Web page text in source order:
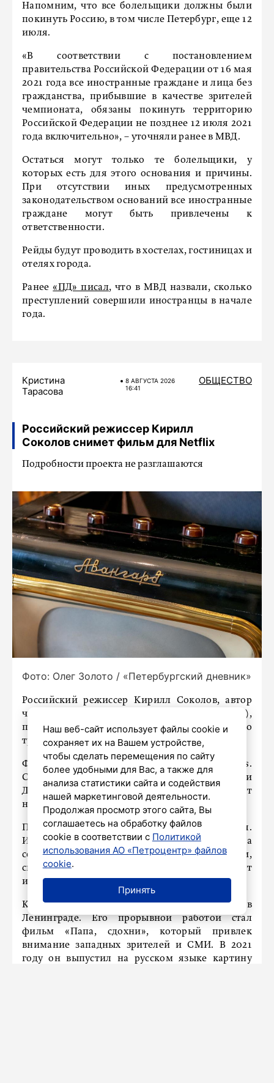
Напомним, что все болельщики должны были
покинуть Россию, в том числе Петербург, еще 12
июля.
«В соответствии с постановлением
правительства Российской Федерации от 16 мая
2021 года все иностранные граждане и лица без
гражданства, прибывшие в качестве зрителей
чемпионата, обязаны покинуть территорию
Российской Федерации не позднее 12 июля 2021
года включительно», – уточняли ранее в МВД.
Остаться могут только те болельщики, у
которых есть для этого основания и причины.
При отсутствии иных предусмотренных
законодательством оснований все иностранные
граждане могут быть привлечены к
ответственности.
Рейды будут проводить в хостелах, гостиницах и
отелях города.
Ранее «ПД» писал, что в МВД назвали, сколько
преступлений совершили иностранцы в начале
года.
Кристина
Тарасова
8 АВГУСТА 2026
16:41
ОБЩЕСТВО
Российский режиссер Кирилл
Соколов снимет фильм для Netflix
Подробности проекта не разглашаются
Фото: Олег Золото / «Петербургский дневник»
Российский режиссер Кирилл Соколов, автор
черной комедии «Папа, сдохни» (2018),
приступит к съемкам научно-фантастического
триллера Blur для Netflix, сообщает ТАСС.
Фильм будет продюсировать компания 21 Laps.
Сценарий изначально создали Кристи Холл и
Дэн Кейси. Соколов и Эллен Шэнман напишут
новую версию.
Подробности проекта пока не разглашаются.
Известно лишь, что сюжет фильма
сосредоточен на «истории матери и дочери,
связанных телепортациями», сообщает
издание. Другие детали пока не раскрываются.
Кирилл Соколов родился в 1989 году в
Ленинграде. Его прорывной работой стал
фильм «Папа, сдохни», который привлек
внимание западных зрителей и СМИ. В 2021
году он выпустил на русском языке картину
Наш веб-сайт использует файлы cookie и
сохраняет их на Вашем устройстве,
чтобы сделать перемещения по сайту
более удобными для Вас, а также для
анализа статистики сайта и содействия
нашей маркетинговой деятельности.
Продолжая просмотр этого сайта, Вы
соглашаетесь на обработку файлов
cookie в соответствии с Политикой
использования АО «Петроцентр» файлов
cookie.
Принять